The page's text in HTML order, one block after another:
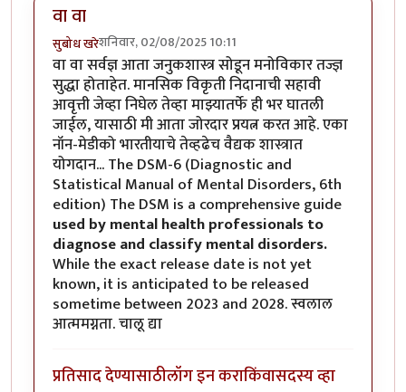
वा वा
सुबोध खरेशनिवार, 02/08/2025 10:11
वा वा सर्वज्ञ आता जनुकशास्त्र सोडून मनोविकार तज्ज्ञ
सुद्धा होताहेत. मानसिक विकृती निदानाची सहावी
आवृत्ती जेव्हा निघेल तेव्हा माझ्यातर्फे ही भर घातली
जाईल, यासाठी मी आता जोरदार प्रयत्न करत आहे. एका
नॉन-मेडीको भारतीयाचे तेव्हढेच वैद्यक शास्त्रात
योगदान... The DSM-6 (Diagnostic and
Statistical Manual of Mental Disorders, 6th
edition) The DSM is a comprehensive guide
used by mental health professionalsto
diagnose and classify mental disorders.
While the exact release date is not yet
known, it is anticipated to be released
sometime between 2023 and 2028. स्वलाल
आत्ममग्नता. चालू द्या
प्रतिसाद देण्यासाठीलॉग इन कराकिंवासदस्य व्हा